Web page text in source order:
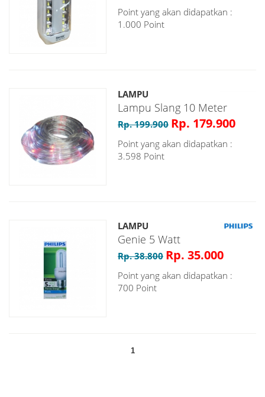
Point yang akan didapatkan :
1.000 Point
LAMPU
Lampu Slang 10 Meter
Rp. 199.900 Rp. 179.900
Point yang akan didapatkan :
3.598 Point
LAMPU
Genie 5 Watt
Rp. 38.800 Rp. 35.000
Point yang akan didapatkan :
700 Point
1